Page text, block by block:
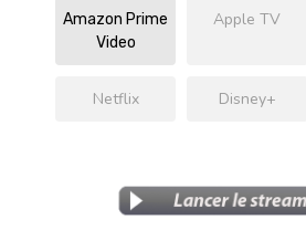
Amazon Prime
Video
Apple TV
Netflix Disney+